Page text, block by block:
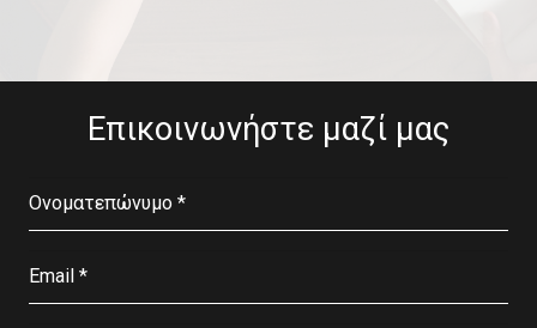
Επικοινωνήστε μαζί μας